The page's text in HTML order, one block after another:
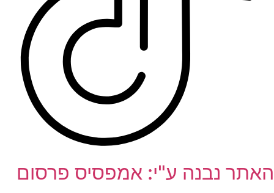
האתר נבנה ע"י: אמפסיס פרסום